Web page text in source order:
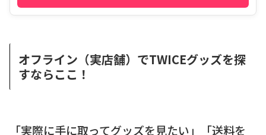
オフライン（実店舗）でTWICEグッズを探
すならここ！
「実際に手に取ってグッズを見たい」「送料を